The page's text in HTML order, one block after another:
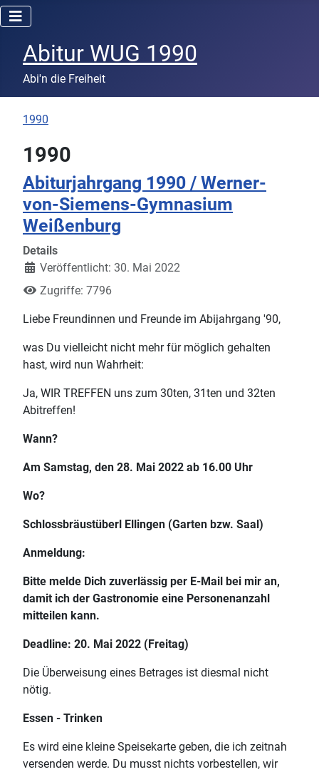
Abitur WUG 1990
Abi'n die Freiheit
1990
1990
Abiturjahrgang 1990 / Werner-
von-Siemens-Gymnasium
Weißenburg
Details
Veröffentlicht: 30. Mai 2022
Zugriffe: 7796
Liebe Freundinnen und Freunde im Abijahrgang '90,
was Du vielleicht nicht mehr für möglich gehalten
hast, wird nun Wahrheit:
Ja, WIR TREFFEN uns zum 30ten, 31ten und 32ten
Abitreffen!
Wann?
Am Samstag, den 28. Mai 2022 ab 16.00 Uhr
Wo?
Schlossbräustüberl Ellingen (Garten bzw. Saal)
Anmeldung:
Bitte melde Dich zuverlässig per E-Mail bei mir an,
damit ich der Gastronomie eine Personenanzahl
mitteilen kann.
Deadline: 20. Mai 2022 (Freitag)
Die Überweisung eines Betrages ist diesmal nicht
nötig.
Essen - Trinken
Es wird eine kleine Speisekarte geben, die ich zeitnah
versenden werde. Du musst nichts vorbestellen, wir